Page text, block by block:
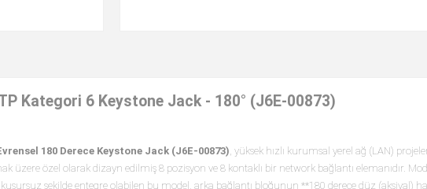
Kategori 6 Keystone Jack - 180° (J6E-00873)
180 Derece Keystone Jack (J6E-00873), yüksek hızlı kurumsal yerel ağ (LAN)
üzere özel olarak dizayn edilmiş 8 pozisyon ve 8 kontaklı bir network bağlantı elemanıdır.
şekilde entegre olabilen bu model, arka bağlantı bloğunun **180 derece düz (aksiyal)